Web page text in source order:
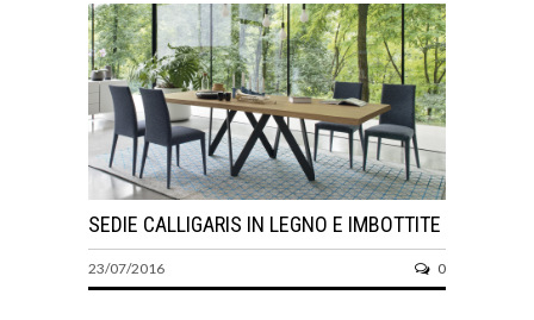
SEDIE CALLIGARIS IN LEGNO E IMBOTTITE
23/07/2016 0